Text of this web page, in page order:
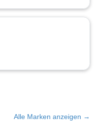
Alle Marken anzeigen →